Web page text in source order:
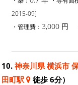
2015-09]
・管理費： 3,000 円
10. 神奈川県 横浜市
田町駅
徒歩 6分）